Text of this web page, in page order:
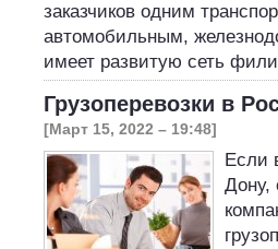
заказчиков одним
автомобильным,
имеет развитую сеть
Грузоперевозки в
[Март 15, 2022 – 19:48]
Если
Дону,